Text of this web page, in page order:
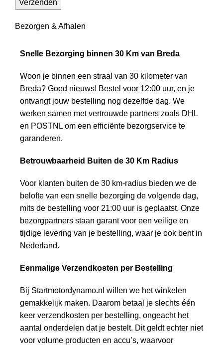
Bezorgen & Afhalen
Snelle Bezorging binnen 30 Km van Breda
Woon je binnen een straal van 30 kilometer van
Breda? Goed nieuws! Bestel voor 12:00 uur, en je
ontvangt jouw bestelling nog dezelfde dag. We
werken samen met vertrouwde partners zoals DHL
en POSTNL om een efficiënte bezorgservice te
garanderen.
Betrouwbaarheid Buiten de 30 Km Radius
Voor klanten buiten de 30 km-radius bieden we de
belofte van een snelle bezorging de volgende dag,
mits de bestelling voor 21:00 uur is geplaatst. Onze
bezorgpartners staan garant voor een veilige en
tijdige levering van je bestelling, waar je ook bent in
Nederland.
Eenmalige Verzendkosten per Bestelling
Bij Startmotordynamo.nl willen we het winkelen
gemakkelijk maken. Daarom betaal je slechts één
keer verzendkosten per bestelling, ongeacht het
aantal onderdelen dat je bestelt. Dit geldt echter niet
voor volume producten en accu’s, waarvoor